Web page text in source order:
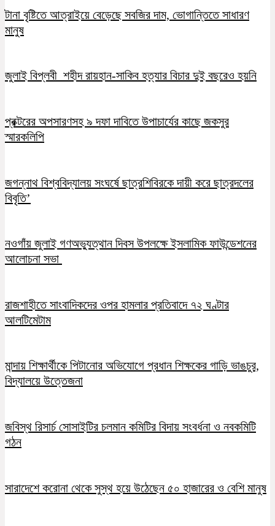
টানা বৃষ্টিতে আত্রাইয়ে বেড়েছে সবজির দাম, ভোগান্তিতে সাধারণ
মানুষ
জুলাই বিপ্লবী শহীদ রায়হান-সাকিব হত্যার বিচার দুই বছরেও হয়নি
প্রক্টরের অপসারণসহ ৯ দফা দাবিতে উপাচার্যের কাছে জকসুর
স্মারকলিপি
জগন্নাথ বিশ্ববিদ্যালয় সংঘর্ষে ছাত্রশিবিরকে দায়ী করে ছাত্রদলের
বিবৃতি’
নওগাঁয় জুলাই গণঅভ্যুত্থান দিবস উপলক্ষে ইসলামিক ফাউন্ডেশনের
আলোচনা সভা
রাজশাহীতে সাংবাদিকদের ওপর হামলার প্রতিবাদে ৭২ ঘণ্টার
আলটিমেটাম
মান্দায় শিক্ষার্থীকে পিটানোর অভিযোগে প্রধান শিক্ষকের গাড়ি ভাঙচুর,
বিদ্যালয়ে উত্তেজনা
জবিস্থ রিসার্চ সোসাইটির চলমান কমিটির বিদায় সংবর্ধনা ও নবকমিটি
গঠন
সারাদেশে করোনা থেকে সুস্থ হয়ে উঠেছেন ৫০ হাজারের ও বেশি মানুষ